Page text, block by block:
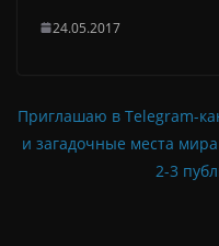
24.05.2017
Приглашаю в Telegram-
и загадочные места
2-3